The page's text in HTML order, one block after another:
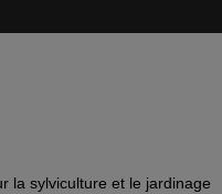
la sylviculture et le jardinage